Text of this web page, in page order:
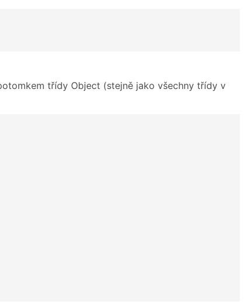
třídy Object (stejně jako všechny třídy v